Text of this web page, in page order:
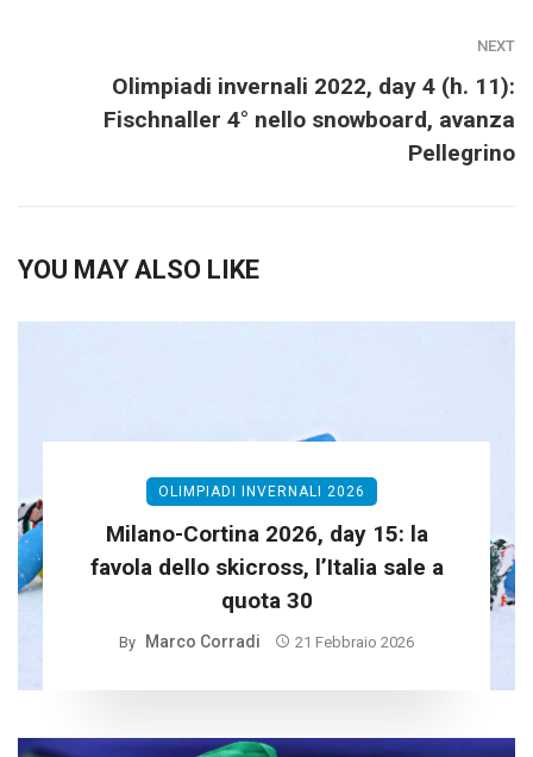
NEXT
Olimpiadi invernali 2022, day 4 (h. 11):
Fischnaller 4° nello snowboard, avanza
Pellegrino
YOU MAY ALSO LIKE
OLIMPIADI INVERNALI 2026
Milano-Cortina 2026, day 15: la
favola dello skicross, l’Italia sale a
quota 30
By Marco Corradi 21 Febbraio 2026